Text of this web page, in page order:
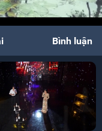
Bình luận